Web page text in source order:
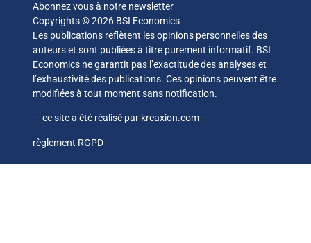
Abonnez vous à notre newsletter
Copyrights © 2026 BSI Economics
Les publications reflètent les opinions personnelles des
auteurs et sont publiées à titre purement informatif. BSI
Economics ne garantit pas l’exactitude des analyses et
l’exhaustivité des publications. Ces opinions peuvent être
modifiées à tout moment sans notification.
— ce site a été réalisé par kreaxion.com —
règlement RGPD